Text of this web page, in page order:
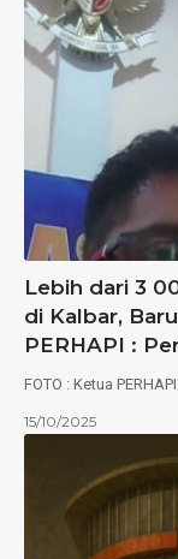
Lebih dari 3
di Kalbar,
PERHAPI :
FOTO : Ketua
15/10/2025